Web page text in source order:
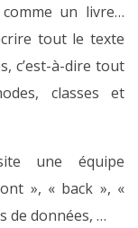
un livre…
tout le texte
c’est-à-dire tout
classes et
une équipe
», « back », «
de données, …